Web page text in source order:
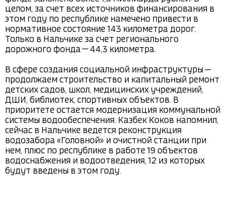
целом, за счет всех источников финансирования в
этом году по республике намечено привести в
нормативное состояние 143 километра дорог.
Только в Нальчике за счет регионального
дорожного фонда — 44,3 километра.
В сфере создания социальной инфраструктуры —
продолжаем строительство и капитальный ремонт
детских садов, школ, медицинских учреждений,
ДШИ, библиотек, спортивных объектов. В
приоритете остается модернизация коммунальной
системы водообеспечения. Казбек Коков напомнил,
сейчас в Нальчике ведется реконструкция
водозабора «Головной» и очистной станции при
нем, плюс по республике в работе 19 объектов
водоснабжения и водоотведения, 12 из которых
будут введены в этом году.